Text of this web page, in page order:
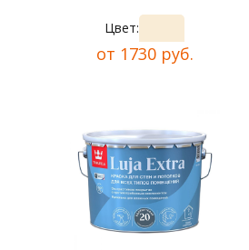
Цвет:
от 1730 руб.